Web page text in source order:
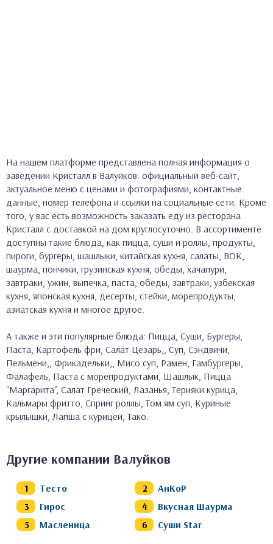
На нашем платформе представлена полная информация о
заведении Кристалл в Валуйков: официальный веб-сайт,
актуальное меню с ценами и фотографиями, контактные
данные, номер телефона и ссылки на социальные сети. Кроме
того, у вас есть возможность заказать еду из ресторана
Кристалл с доставкой на дом круглосуточно. В ассортименте
доступны такие блюда, как пицца, суши и роллы, продукты,
пироги, бургеры, шашлыки, китайская кухня, салаты, ВОК,
шаурма, пончики, грузинская кухня, обеды, хачапури,
завтраки, ужин, выпечка, паста, обеды, завтраки, узбекская
кухня, японская кухня, десерты, стейки, морепродукты,
азиатская кухня и многое другое.
А также и эти популярные блюда: Пицца, Суши, Бургеры,
Паста, Картофель фри, Салат Цезарь,, Суп, Сэндвичи,
Пельмени,, Фрикадельки,, Мисо суп, Рамен, Гамбургеры,
Фалафель, Паста с морепродуктами, Шашлык, Пицца
"Маргарита", Салат Греческий, Лазанья, Терияки курица,
Кальмары фритто, Спринг роллы, Том ям суп, Куриные
крылышки, Лапша с курицей, Тако.
Другие компании Валуйков
Тесто
АнКоР
Гирос
Вкусная Шаурма
Масленица
Суши Star